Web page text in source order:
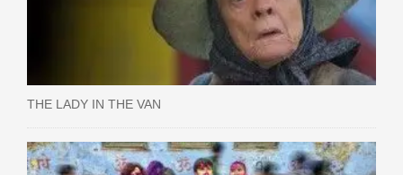
THE LADY IN THE VAN